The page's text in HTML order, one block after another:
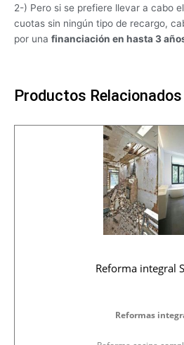
2-) Pero si se prefiere llevar a cabo
cuotas sin ningún tipo de recargo,
por una financiación en hasta 3
Productos Relacionados
Reforma integral
Reformas